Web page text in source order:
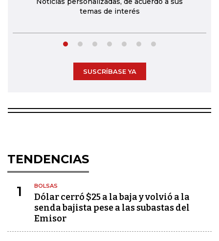
temas de interés
SUSCRÍBASE YA
TENDENCIAS
1 BOLSAS
Dólar cerró $25 a la baja y volvió a la
senda bajista pese a las subastas del
Emisor